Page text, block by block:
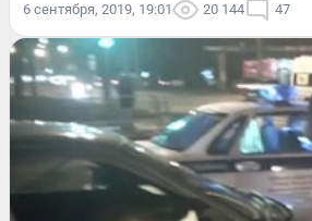
6 сентября, 2019, 19:01 20 144 47